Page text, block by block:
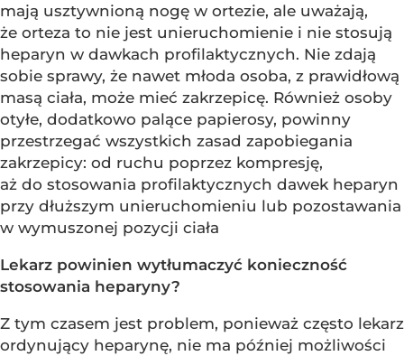
mają usztywnioną nogę w ortezie, ale uważają,
że orteza to nie jest unieruchomienie i nie stosują
heparyn w dawkach profilaktycznych. Nie zdają
sobie sprawy, że nawet młoda osoba, z prawidłową
masą ciała, może mieć zakrzepicę. Również osoby
otyłe, dodatkowo palące papierosy, powinny
przestrzegać wszystkich zasad zapobiegania
zakrzepicy: od ruchu poprzez kompresję,
aż do stosowania profilaktycznych dawek heparyn
przy dłuższym unieruchomieniu lub pozostawania
w wymuszonej pozycji ciała
Lekarz powinien wytłumaczyć konieczność
stosowania heparyny?
Z tym czasem jest problem, ponieważ często lekarz
ordynujący heparynę, nie ma później możliwości